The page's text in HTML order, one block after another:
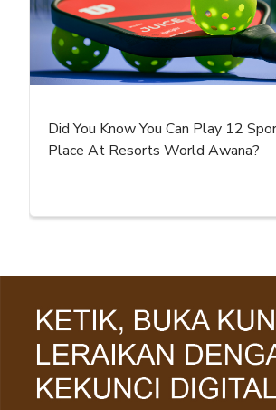
Did You Know You Can Play 12
Place At Resorts World Awana?